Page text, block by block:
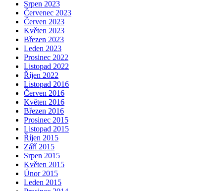
Srpen 2023
Červenec 2023
Červen 2023
Květen 2023
Březen 2023
Leden 2023
Prosinec 2022
Listopad 2022
Říjen 2022
Listopad 2016
Červen 2016
Květen 2016
Březen 2016
Prosinec 2015
Listopad 2015
Říjen 2015
Září 2015
Srpen 2015
Květen 2015
Únor 2015
Leden 2015